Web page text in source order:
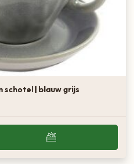
schotel | blauw grijs